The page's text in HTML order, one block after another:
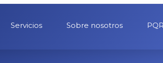
Servicios Sobre nosotros